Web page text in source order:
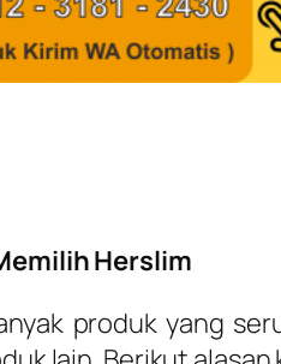
Herslim
produk yang